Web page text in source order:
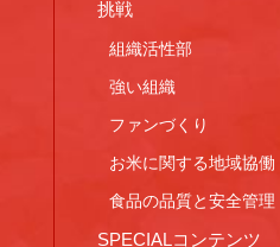
挑戦
組織活性部
強い組織
ファンづくり
お米に関する地域協働
食品の品質と安全管理
SPECIALコンテンツ